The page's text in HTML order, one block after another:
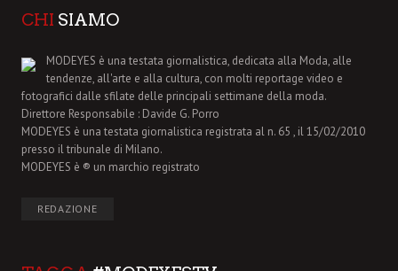
CHI SIAMO
MODEYES è una testata giornalistica, dedicata alla Moda, alle
tendenze, all'arte e alla cultura, con molti reportage video e
fotografici dalle sfilate delle principali settimane della moda.
Direttore Responsabile : Davide G. Porro
MODEYES è una testata giornalistica registrata al n. 65 , il 15/02/2010
presso il tribunale di Milano.
MODEYES è ® un marchio registrato
REDAZIONE